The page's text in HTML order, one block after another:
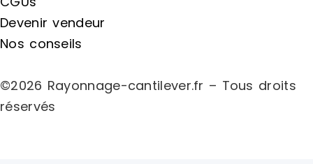
Devenir vendeur
Nos conseils
©2026 Rayonnage-cantilever.fr – Tous droits
réservés